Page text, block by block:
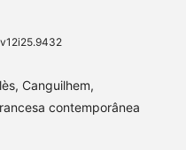
Canguilhem,
contemporânea